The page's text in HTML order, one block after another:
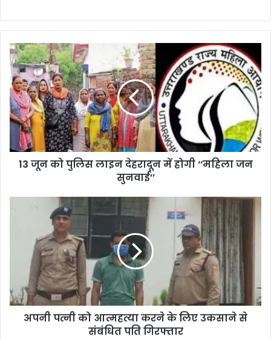
13 जून को पुलिस लाइन देहरादून में होगी ‘‘महिला जन
सुनवाई’’
अपनी पत्नी को आत्महत्या करने के लिए उकसाने से
संबंधित पति गिरफ्तार